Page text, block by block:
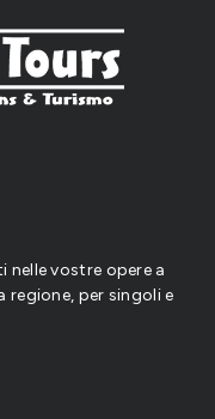
nelle vostre opere a
regione, per singoli e